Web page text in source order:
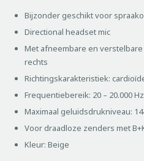
Bijzonder geschikt voor
Directional headset mic
Met afneembare en
rechts
Richtingskarakteristiek:
Frequentiebereik: 20 – 20.000 Hz
Maximaal geluidsdrukniveau:
Voor draadloze zenders met
Kleur: Beige